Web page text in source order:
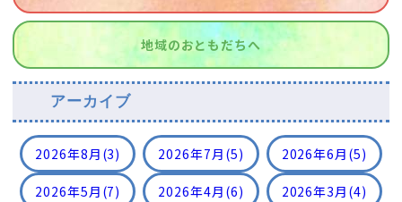
地域のおともだちへ
アーカイブ
2026年8月 (3) 2026年7月 (5) 2026年6月 (5)
2026年5月 (7) 2026年4月 (6) 2026年3月 (4)